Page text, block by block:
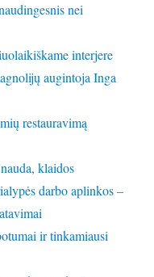
nei
interjere
augintoja Inga
restauravimą
klaidos
darbo aplinkos –
ir tinkamiausi